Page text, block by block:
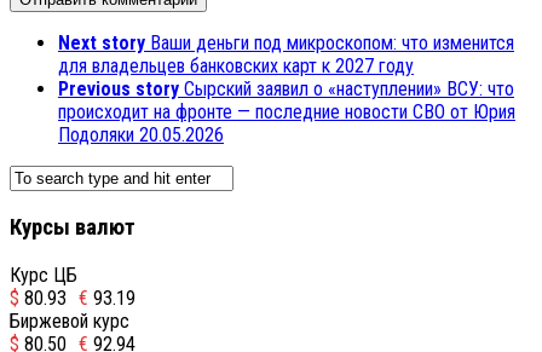
Next story Ваши деньги под микроскопом: что изменится
для владельцев банковских карт к 2027 году
Previous story Сырский заявил о «наступлении» ВСУ: что
происходит на фронте — последние новости СВО от Юрия
Подоляки 20.05.2026
Курсы валют
Курс ЦБ
$ 80.93 € 93.19
Биржевой курс
$ 80.50 € 92.94